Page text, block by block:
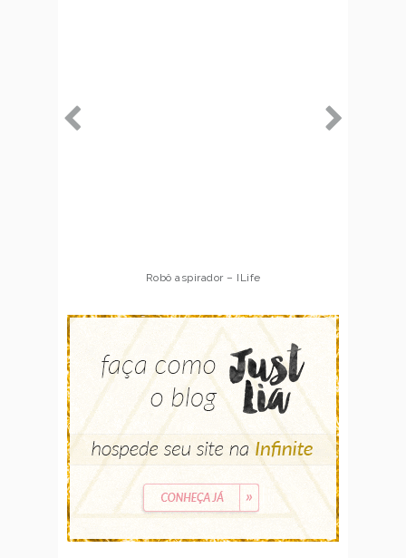
Robô aspirador – ILife